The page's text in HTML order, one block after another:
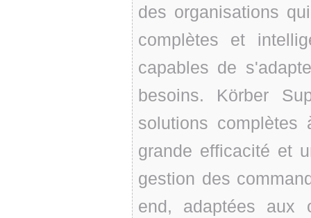
des organisations
complètes et
capables de
besoins. Körber
solutions
grande efficacité et
gestion des
end, adaptées aux